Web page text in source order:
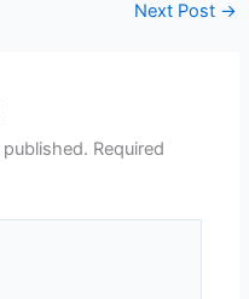
Next Post →
Required